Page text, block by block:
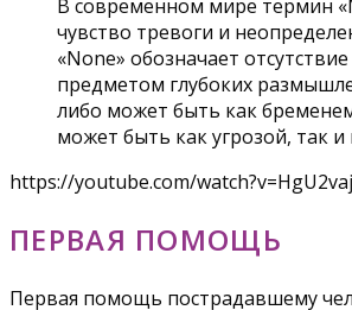
В современном мире термин
чувство тревоги и
«None» обозначает
предметом глубоких
либо может быть как
может быть как угрозой, так
https://youtube.com/
ПЕРВАЯ ПОМОЩЬ
Первая помощь пострадавшему